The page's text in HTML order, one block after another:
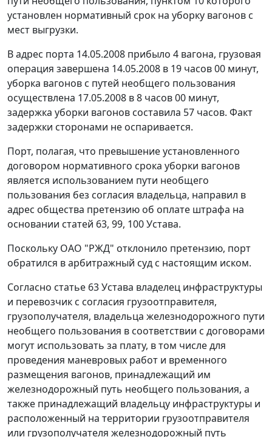
установлен нормативный срок на уборку вагонов с
мест выгрузки.
В адрес порта 14.05.2008 прибыло 4 вагона, грузовая
операция завершена 14.05.2008 в 19 часов 00 минут,
уборка вагонов с путей необщего пользования
осуществлена 17.05.2008 в 8 часов 00 минут,
задержка уборки вагонов составила 57 часов. Факт
задержки сторонами не оспаривается.
Порт, полагая, что превышение установленного
договором нормативного срока уборки вагонов
является использованием пути необщего
пользования без согласия владельца, направил в
адрес общества претензию об оплате штрафа на
основании статей 63, 99, 100 Устава.
Поскольку ОАО "РЖД" отклонило претензию, порт
обратился в арбитражный суд с настоящим иском.
Согласно статье 63 Устава владелец инфраструктуры
и перевозчик с согласия грузоотправителя,
грузополучателя, владельца железнодорожного пути
необщего пользования в соответствии с договорами
могут использовать за плату, в том числе для
проведения маневровых работ и временного
размещения вагонов, принадлежащий им
железнодорожный путь необщего пользования, а
также принадлежащий владельцу инфраструктуры и
расположенный на территории грузоотправителя
или грузополучателя железнодорожный путь